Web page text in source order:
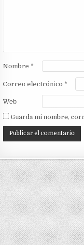
Nombre *
Correo electrónico *
Web
Guarda mi nombre,